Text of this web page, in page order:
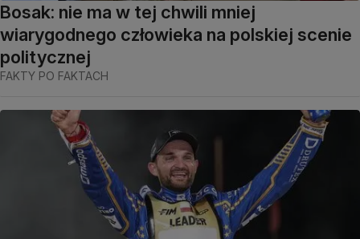
Bosak: nie ma w tej chwili mniej
wiarygodnego człowieka na polskiej scenie
politycznej
FAKTY PO FAKTACH